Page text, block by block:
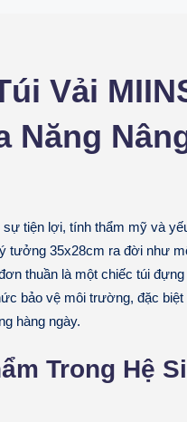
Vải
Năng
tiện lợi, tính thẩm mỹ và
35x28cm ra đời như
thuần là một chiếc túi
bảo vệ môi trường, đặc biệt
hàng ngày.
Trong Hệ